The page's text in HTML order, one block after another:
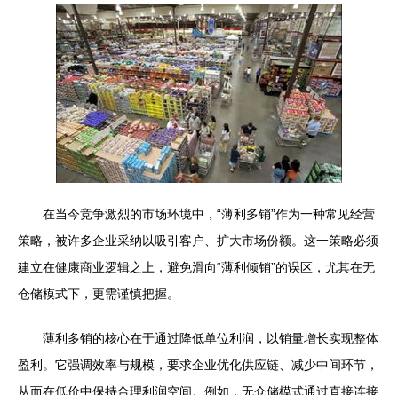
在当今竞争激烈的市场环境中，“薄利多销”作为一种常见经营
策略，被许多企业采纳以吸引客户、扩大市场份额。这一策略必须
建立在健康商业逻辑之上，避免滑向“薄利倾销”的误区，尤其在无
仓储模式下，更需谨慎把握。
薄利多销的核心在于通过降低单位利润，以销量增长实现整体
盈利。它强调效率与规模，要求企业优化供应链、减少中间环节，
从而在低价中保持合理利润空间。例如，无仓储模式通过直接连接